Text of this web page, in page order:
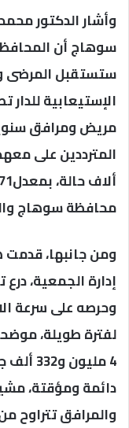
وأشار الدكتور
سوهاج أن المحافظ
ستستقبل المرضى
مريض ومرافق
محافظة سوهاج والـ 70% من المحافظات
ومن جانبها،
إدارة الجمعية،
وحرصه على سرعة
لفترة طويلة،
دائمة ومؤقتة،
والمرافق تتراوح من 40 إلى 60